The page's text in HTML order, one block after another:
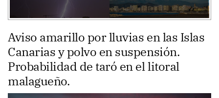
Aviso amarillo por lluvias en las Islas
Canarias y polvo en suspensión.
Probabilidad de taró en el litoral
malagueño.